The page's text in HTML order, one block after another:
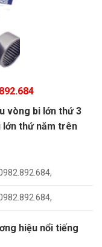
vòng bi lớn thứ 3
lớn thứ năm trên
hiệu nổi tiếng